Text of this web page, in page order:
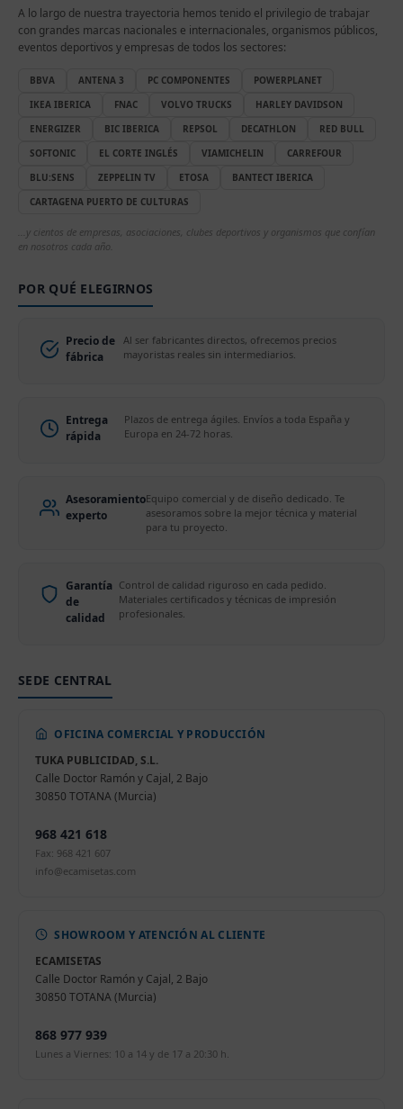
A lo largo de nuestra trayectoria hemos tenido el privilegio de trabajar
con grandes marcas nacionales e internacionales, organismos públicos,
eventos deportivos y empresas de todos los sectores:
BBVA ANTENA 3 PC COMPONENTES
POWERPLANET
IKEA IBERICA
FNAC VOLVO TRUCKS
HARLEY DAVIDSON
ENERGIZER
BIC IBERICA REPSOL DECATHLON
RED BULL
SOFTONIC
EL CORTE INGLÉS VIAMICHELIN
CARREFOUR
BLU:SENS
ZEPPELIN TV ETOSA
BANTECT IBERICA
CARTAGENA PUERTO DE CULTURAS
...y cientos de empresas, asociaciones, clubes deportivos y organismos que confían
en nosotros cada año.
POR QUÉ ELEGIRNOS
Precio de
fábrica
Al ser fabricantes directos, ofrecemos precios
mayoristas reales sin intermediarios.
Entrega
rápida
Plazos de entrega ágiles. Envíos a toda España y
Europa en 24-72 horas.
Asesoramiento
experto
Equipo comercial y de diseño dedicado. Te
asesoramos sobre la mejor técnica y material
para tu proyecto.
Garantía
de
calidad
Control de calidad riguroso en cada pedido.
Materiales certificados y técnicas de impresión
profesionales.
SEDE CENTRAL
OFICINA COMERCIAL Y PRODUCCIÓN
TUKA PUBLICIDAD, S.L.
Calle Doctor Ramón y Cajal, 2 Bajo
30850 TOTANA (Murcia)
968 421 618
Fax: 968 421 607
info@ecamisetas.com
SHOWROOM Y ATENCIÓN AL CLIENTE
ECAMISETAS
Calle Doctor Ramón y Cajal, 2 Bajo
30850 TOTANA (Murcia)
868 977 939
Lunes a Viernes: 10 a 14 y de 17 a 20:30 h.